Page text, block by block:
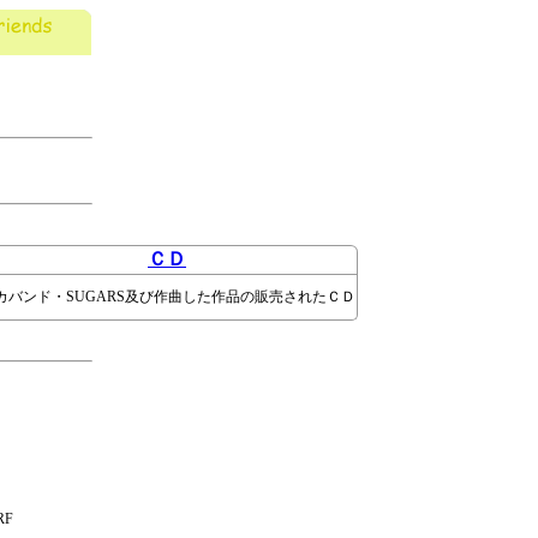
ＣＤ
バンド・SUGARS及び作曲した作品の販売されたＣＤ